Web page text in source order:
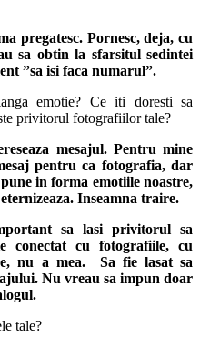
pregatesc. Pornesc, deja, cu
sa obtin la sfarsitul sedintei
”sa isi faca numarul”.
emotie? Ce iti doresti sa
privitorul fotografiilor tale?
mesajul. Pentru mine
pentru ca fotografia, dar
in forma emotiile noastre,
Inseamna traire.
sa lasi privitorul sa
conectat cu fotografiile, cu
nu a mea. Sa fie lasat sa
Nu vreau sa impun doar
tale?